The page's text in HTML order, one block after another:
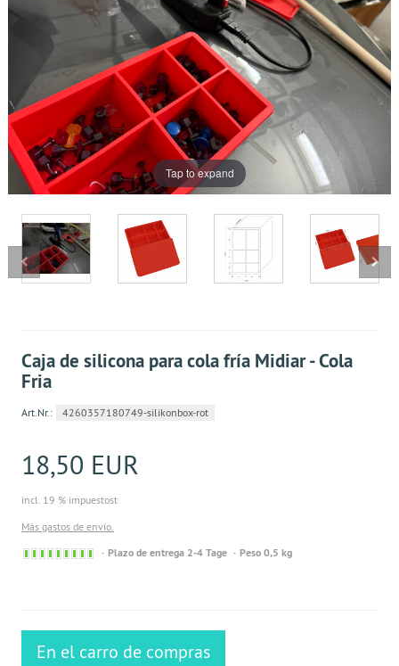
Tap to expand
Caja de silicona para cola fría Midiar - Cola
Fria
Art.Nr.: 4260357180749-silikonbox-rot
18,50 EUR
incl. 19 % impuestost
Más gastos de envío.
Sofort
Plazo de entrega 2-4 Tage Peso 0,5 kg
En el carro de compras